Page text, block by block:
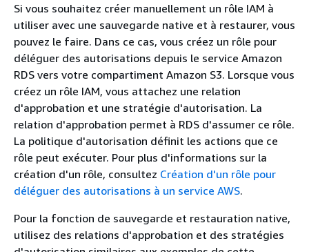
Si vous souhaitez créer manuellement un rôle IAM à
utiliser avec une sauvegarde native et à restaurer, vous
pouvez le faire. Dans ce cas, vous créez un rôle pour
déléguer des autorisations depuis le service Amazon
RDS vers votre compartiment Amazon S3. Lorsque vous
créez un rôle IAM, vous attachez une relation
d'approbation et une stratégie d'autorisation. La
relation d'approbation permet à RDS d'assumer ce rôle.
La politique d'autorisation définit les actions que ce
rôle peut exécuter. Pour plus d'informations sur la
création d'un rôle, consultez Création d'un rôle pour
déléguer des autorisations à un service AWS.
Pour la fonction de sauvegarde et restauration native,
utilisez des relations d'approbation et des stratégies